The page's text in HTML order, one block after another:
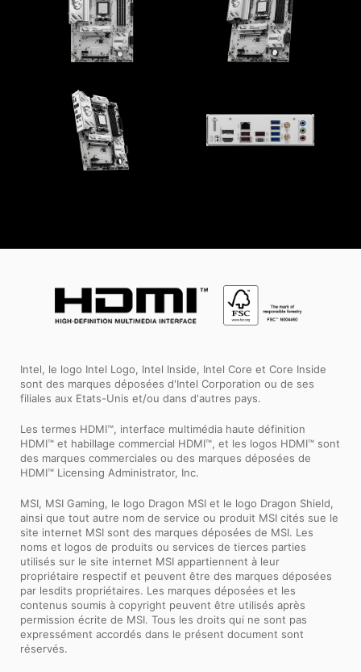
Intel, le logo Intel Logo, Intel Inside, Intel Core et Core Inside
sont des marques déposées d'Intel Corporation ou de ses
filiales aux Etats-Unis et/ou dans d'autres pays.
Les termes HDMI™, interface multimédia haute définition
HDMI™ et habillage commercial HDMI™, et les logos HDMI™ sont
des marques commerciales ou des marques déposées de
HDMI™ Licensing Administrator, Inc.
MSI, MSI Gaming, le logo Dragon MSI et le logo Dragon Shield,
ainsi que tout autre nom de service ou produit MSI cités sue le
site internet MSI sont des marques déposées de MSI. Les
noms et logos de produits ou services de tierces parties
utilisés sur le site internet MSI appartiennent à leur
propriétaire respectif et peuvent être des marques déposées
par lesdits propriétaires. Les marques déposées et les
contenus soumis à copyright peuvent être utilisés après
permission écrite de MSI. Tous les droits qui ne sont pas
expressément accordés dans le présent document sont
réservés.